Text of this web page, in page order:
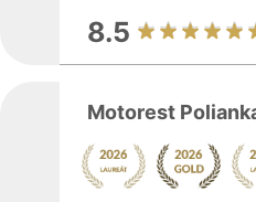
8.5
Motorest